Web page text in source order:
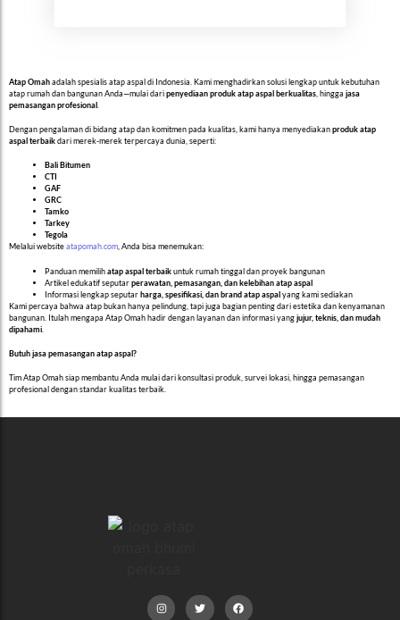
Atap Omahadalah spesialis atap aspal di Indonesia. Kami menghadirkan solusi lengkap untuk kebutuhan
atap rumah dan bangunan Anda—mulai daripenyediaan produk atap aspal berkualitas , hingga jasa
pemasangan profesional
Dengan pengalaman di bidang atap dan komitmen pada kualitas, kami hanya menyediakanproduk atap
aspal terbaikdari merek-merek terpercaya dunia, seperti:
Bali Bitumen
CTI
GAF
GRC
Tamko
Tarkey
Tegola
Melalui websiteatapomah.com, Anda bisa menemukan:
Panduan memilihatap aspal terbaikuntuk rumah tinggal dan proyek bangunan
Artikel edukatif seputarperawatan, pemasangan, dan kelebihan atap aspal
Informasi lengkap seputarharga, spesifikasi, dan brand atap aspalyang kami sediakan
Kami percaya bahwa atap bukan hanya pelindung, tapi juga bagian penting dari estetika dan kenyamanan
bangunan. Itulah mengapa Atap Omah hadir dengan layanan dan informasi yangjujur, teknis, dan mudah
dipahami
Butuh jasa pemasangan atap aspal?
Tim Atap Omah siap membantu Anda mulai dari konsultasi produk, survei lokasi, hingga pemasangan
profesional dengan standar kualitas terbaik.